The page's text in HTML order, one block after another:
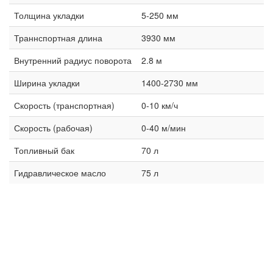
Толщина укладки
5-250 мм
Траннспортная длина
3930 мм
Внутренний радиус поворота
2.8 м
Ширина укладки
1400-2730 мм
Скорость (транспортная)
0-10 км/ч
Скорость (рабочая)
0-40 м/мин
Топливный бак
70 л
Гидравлическое масло
75 л